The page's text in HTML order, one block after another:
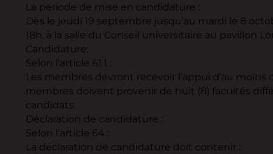
La période de mise en candidature :
Dès le jeudi 19 septembre jusqu’au mardi le 8
18h, à la salle du Conseil universitaire au pavillon
Candidature:
Selon l’article 61.1 :
Les membres devront recevoir l’appui d’au
membres doivent provenir de huit (8) facultés
candidats.
Déclaration de candidature :
Selon l’article 64 :
La déclaration de candidature doit contenir :